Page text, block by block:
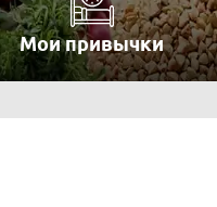
Мои привычки